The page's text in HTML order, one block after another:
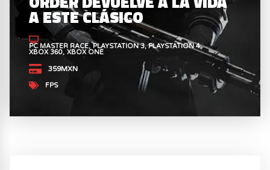
A ESTE CLÁSICO
PC MASTER RACE PLAYSTATION 3 PLAYSTATION 4
XBOX 360 XBOX ONE
359MXN
FPS